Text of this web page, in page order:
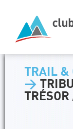
TRAIL &
>
TRÉSOR